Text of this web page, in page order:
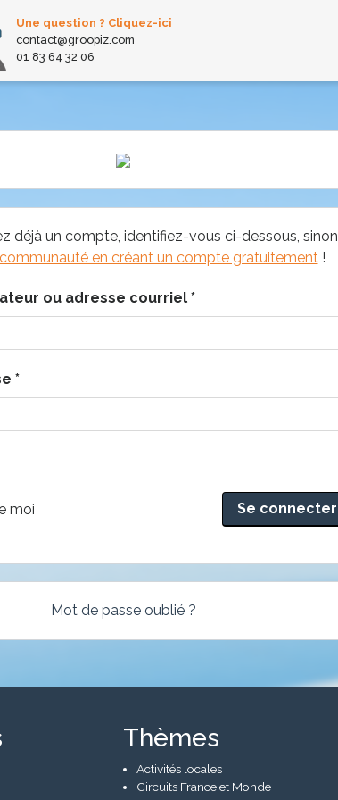
Une question ? Cliquez-ici
contact@groopiz.com
01 83 64 32 06
déjà un compte, identifiez-vous ci-dessous, sinon
en créant un compte gratuitement!
ou adresse courriel *
*
moi
Mot de passe oublié ?
Thèmes
Activités locales
Circuits France et Monde